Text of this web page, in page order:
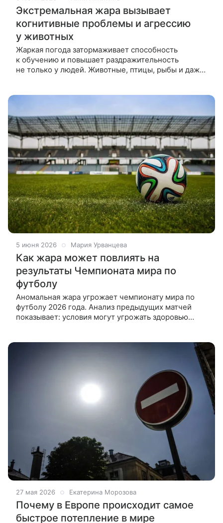
Экстремальная жара вызывает
когнитивные проблемы и агрессию
у животных
Жаркая погода затормаживает способность
к обучению и повышает раздражительность
не только у людей. Животные, птицы, рыбы и даже
5 июня 2026 Мария Урванцева
Как жара может повлиять на
результаты Чемпионата мира по
футболу
Аномальная жара угрожает чемпионату мира по
футболу 2026 года. Анализ предыдущих матчей
показывает: условия могут угрожать здоровью
27 мая 2026 Екатерина Морозова
Почему в Европе происходит самое
быстрое потепление в мире